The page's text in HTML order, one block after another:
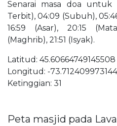
Senarai masa doa untuk
Terbit), 04:09 (Subuh),
16:59 (Asar), 20:15
(Maghrib), 21:51 (Isyak).
Latitud: 45.60664749145508
Longitud: -
Ketinggian: 31
Peta masjid pada